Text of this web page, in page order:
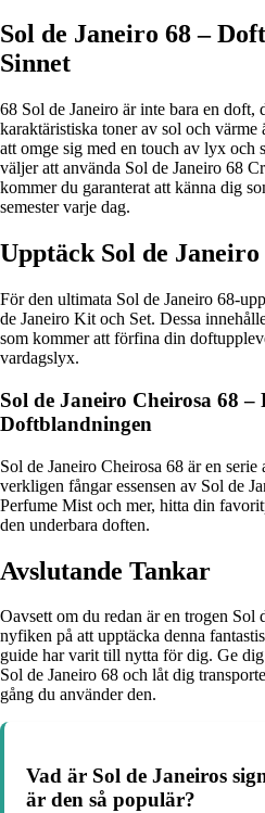
Sol de Janeiro 68 –
Sinnet
68 Sol de Janeiro är inte bara en doft,
karaktäristiska toner av sol och
att omge sig med en touch av lyx och
väljer att använda Sol de Janeiro 68
kommer du garanterat att känna dig
semester varje dag.
Upptäck Sol de
För den ultimata Sol de Janeiro 68-
de Janeiro Kit och Set. Dessa
som kommer att förfina din
vardagslyx.
Sol de Janeiro Cheirosa 68 –
Doftblandningen
Sol de Janeiro Cheirosa 68 är en
verkligen fångar essensen av Sol de
Perfume Mist och mer, hitta din
den underbara doften.
Avslutande Tankar
Oavsett om du redan är en trogen Sol
nyfiken på att upptäcka denna
guide har varit till nytta för dig. Ge
Sol de Janeiro 68 och låt dig
gång du använder den.
Vad är Sol de Janeiros
är den så populär?